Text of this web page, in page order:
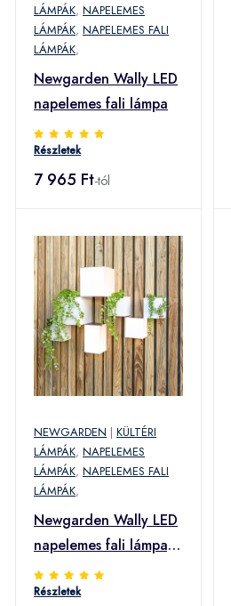
LÁMPÁK, NAPELEMES
LÁMPÁK, NAPELEMES FALI
LÁMPÁK,
Newgarden Wally LED
napelemes fali lámpa
Részletek
7 965 Ft-tól
NEWGARDEN | KÜLTÉRI
LÁMPÁK, NAPELEMES
LÁMPÁK, NAPELEMES FALI
LÁMPÁK,
Newgarden Wally LED
napelemes fali lámpa,
12x18 cm
Részletek